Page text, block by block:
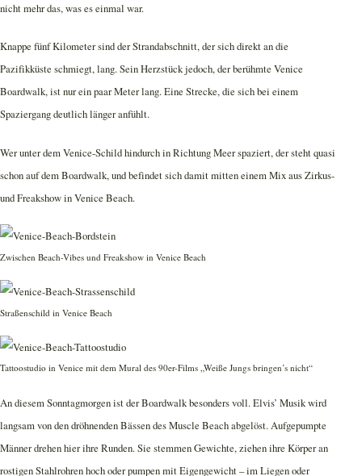
nicht mehr das, was es einmal war.
Knappe fünf Kilometer sind der Strandabschnitt, der sich direkt an die
Pazifikküste schmiegt, lang. Sein Herzstück jedoch, der berühmte Venice
Boardwalk, ist nur ein paar Meter lang. Eine Strecke, die sich bei einem
Spaziergang deutlich länger anfühlt.
Wer unter dem Venice-Schild hindurch in Richtung Meer spaziert, der steht quasi
schon auf dem Boardwalk, und befindet sich damit mitten einem Mix aus Zirkus-
und Freakshow in Venice Beach.
Zwischen Beach-Vibes und Freakshow in Venice Beach
Straßenschild in Venice Beach
Tattoostudio in Venice mit dem Mural des 90er-Films „Weiße Jungs bringen’s nicht“
An diesem Sonntagmorgen ist der Boardwalk besonders voll. Elvis’ Musik wird
langsam von den dröhnenden Bässen des Muscle Beach abgelöst. Aufgepumpte
Männer drehen hier ihre Runden. Sie stemmen Gewichte, ziehen ihre Körper an
rostigen Stahlrohren hoch oder pumpen mit Eigengewicht – im Liegen oder